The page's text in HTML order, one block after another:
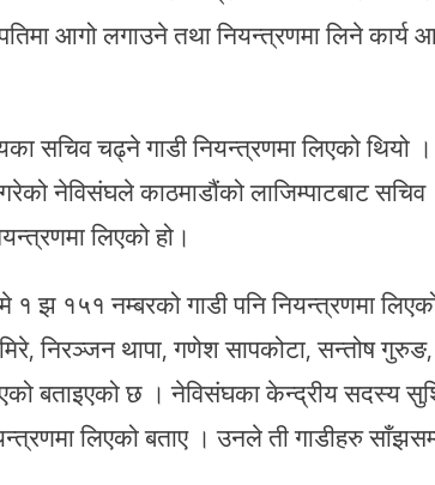
आगो लगाउने तथा नियन्त्रणमा लिने कार्य
सचिव चढ्ने गाडी नियन्त्रणमा लिएको थियो ।
नेविसंघले काठमाडौंको लाजिम्पाटबाट सचिव
लिएको हो।
१ झ १५१ नम्बरको गाडी पनि नियन्त्रणमा
निरञ्जन थापा, गणेश सापकोटा, सन्तोष गुरुङ,
बताइएको छ । नेविसंघका केन्द्रीय सदस्य
लिएको बताए । उनले ती गाडीहरु